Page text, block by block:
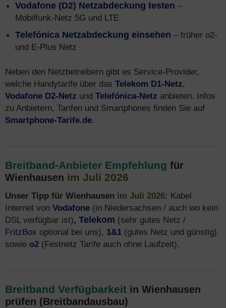
Vodafone (D2) Netzabdeckung testen –
Mobilfunk-Netz 5G und LTE
Telefónica Netzabdeckung einsehen – früher o2-
und E-Plus Netz
Neben den Netzbetreibern gibt es Service-Provider,
welche Handytarife über das Telekom D1-Netz,
Vodafone D2-Netz und Telefónica-Netz anbieten. Infos
zu Anbietern, Tarifen und Smartphones finden Sie auf
Smartphone-Tarife.de.
Breitband-Anbieter Empfehlung für
Wienhausen im Juli 2026
Unser Tipp für Wienhausen im Juli 2026: Kabel
Internet von Vodafone (in Niedersachsen / auch wo kein
DSL verfügbar ist), Telekom (sehr gutes Netz /
FritzBox optional bei uns), 1&1 (gutes Netz und günstig)
sowie o2 (Festnetz Tarife auch ohne Laufzeit).
Breitband Verfügbarkeit in Wienhausen
prüfen (Breitbandausbau)